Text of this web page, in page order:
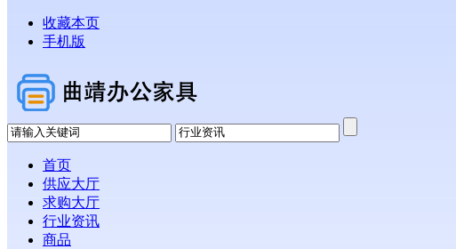
收藏本页
手机版
首页
供应大厅
求购大厅
行业资讯
商品